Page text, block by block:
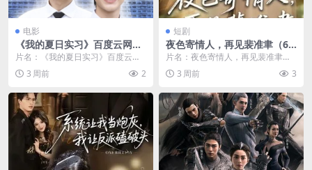
电影
《我的夏日实习》百度云网盘
夸克下载.阿里云盘.中字.(202
6)
片名：《我的夏日实习》百度云网
盘夸克下载.阿里云盘.中字.(2026)
分类：电...
3 周前 2
短剧
夜色寄情人，再见裴准聿（66
集）AI短剧 (2026)
片名：夜色寄情人，再见裴准聿（6
6集）AI短剧 (2026) 分类：短剧 年
份：...3 周前 3